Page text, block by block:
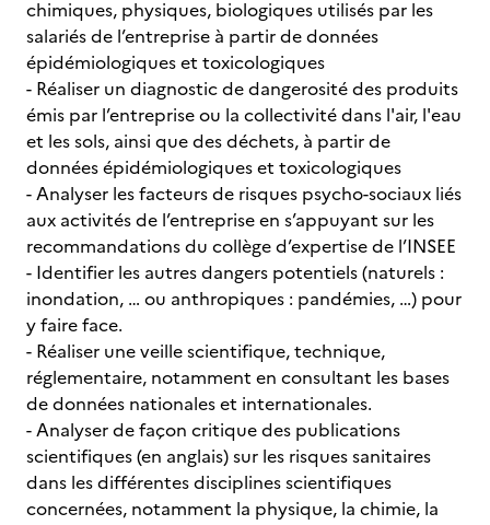
chimiques, physiques, biologiques utilisés par les
salariés de l’entreprise à partir de données
épidémiologiques et toxicologiques
- Réaliser un diagnostic de dangerosité des produits
émis par l’entreprise ou la collectivité dans l'air, l'eau
et les sols, ainsi que des déchets, à partir de
données épidémiologiques et toxicologiques
- Analyser les facteurs de risques psycho-sociaux liés
aux activités de l’entreprise en s’appuyant sur les
recommandations du collège d’expertise de l’INSEE
- Identifier les autres dangers potentiels (naturels :
inondation, … ou anthropiques : pandémies, …) pour
y faire face.
- Réaliser une veille scientifique, technique,
réglementaire, notamment en consultant les bases
de données nationales et internationales.
- Analyser de façon critique des publications
scientifiques (en anglais) sur les risques sanitaires
dans les différentes disciplines scientifiques
concernées, notamment la physique, la chimie, la